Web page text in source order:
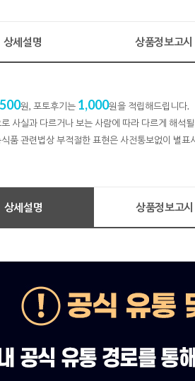
상세설명 상품정보고시
500원, 포토후기는 1,000원을 적립해드립니다.
사실과 다르거나 보는 사람에 따라 다르게 해석
품 관련법상 부적절한 표현은 사전통보없이 별표
상세설명 상품정보고시